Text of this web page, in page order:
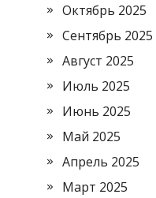
Октябрь 2025
Сентябрь 2025
Август 2025
Июль 2025
Июнь 2025
Май 2025
Апрель 2025
Март 2025